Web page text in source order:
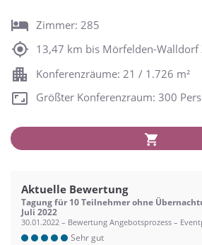
Zimmer: 285
13,47 km bis Mörfelden-Walldorf
Konferenzräume: 21 / 1.726 m²
Größter Konferenzraum: 300
Aktuelle Bewertung
Tagung für 10 Teilnehmer ohne
Juli 2022
30.01.2022 – Bewertung Angebotsprozess –
Sehr gut